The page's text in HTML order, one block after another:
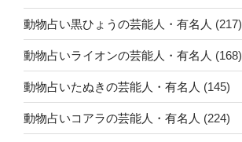
動物占い黒ひょうの芸能人・有名人 (217)
動物占いライオンの芸能人・有名人 (168)
動物占いたぬきの芸能人・有名人 (145)
動物占いコアラの芸能人・有名人 (224)